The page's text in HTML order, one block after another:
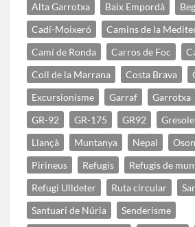
Alta Garrotxa
Baix Empordà
Cadí-Moixeró
Camins de la
Camí de Ronda
Carros de Foc
Coll de la Marrana
Costa Brava
Excursionisme
Garraf Garrotxa
GR-92
GR-175 GR92
Llançà
Muntanya Nepal
Pirineus
Refugis
Refugis de
Refugi Ulldeter
Ruta circular
Santuari de Núria
Senderisme